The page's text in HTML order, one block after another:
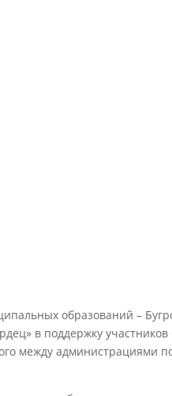
образований –
в поддержку
между администрациями